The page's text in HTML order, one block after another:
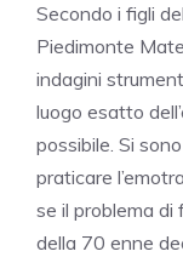
Secondo i figli
Piedimonte
indagini
luogo esatto
possibile. Si
praticare
se il problema di
della 70 enne